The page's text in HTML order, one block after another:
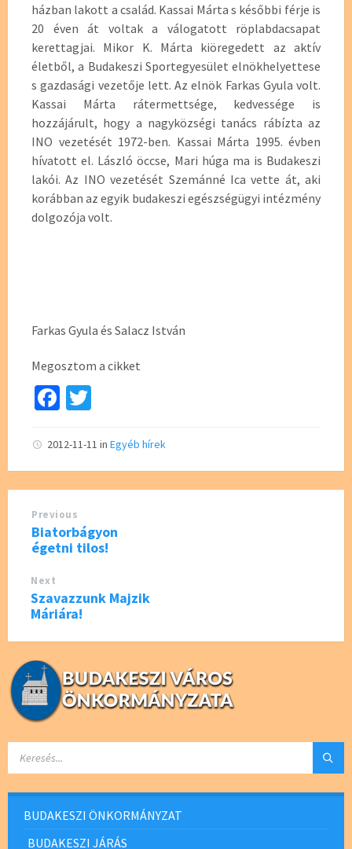
házban lakott a család. Kassai Márta s későbbi férje is
20 éven át voltak a válogatott röplabdacsapat
kerettagjai. Mikor K. Márta kiöregedett az aktív
életből, a Budakeszi Sportegyesület elnökhelyettese
s gazdasági vezetője lett. Az elnök Farkas Gyula volt.
Kassai Márta rátermettsége, kedvessége is
hozzájárult, hogy a nagyközségi tanács rábízta az
INO vezetését 1972-ben. Kassai Márta 1995. évben
hívatott el. László öccse, Mari húga ma is Budakeszi
lakói. Az INO vezetését Szemánné Ica vette át, aki
korábban az egyik budakeszi egészségügyi intézmény
dolgozója volt.
Farkas Gyula és Salacz István
Megosztom a cikket
Fa
b
o
o
k
tt
er
2012-11-11 in Egyéb hírek
Previous
Biatorbágyon
égetni tilos!
Next
Szavazzunk Majzik
Máriára!
BUDAKESZI ÖNKORMÁNYZAT
BUDAKESZI JÁRÁS